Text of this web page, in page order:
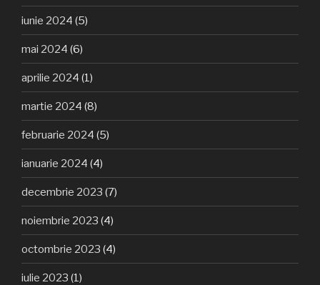
iunie 2024 (5)
mai 2024 (6)
aprilie 2024 (1)
martie 2024 (8)
februarie 2024 (5)
ianuarie 2024 (4)
decembrie 2023 (7)
noiembrie 2023 (4)
octombrie 2023 (4)
iulie 2023 (1)